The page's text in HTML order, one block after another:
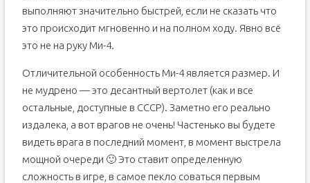
выполняют значительно быстрей, если не сказать что
это происходит мгновенно и на полном ходу. Явно всё
это не на руку Ми-4.
Отличительной особенность Ми-4 является размер. И
не мудрено — это десантный вертолет (как и все
остальные, доступные в СССР). Заметно его реально
издалека, а вот врагов не очень! Частенько вы будете
видеть врага в последний момент, в момент выстрела
мощной очереди 🙂 Это ставит определенную
сложность в игре, в самое пекло соваться первым